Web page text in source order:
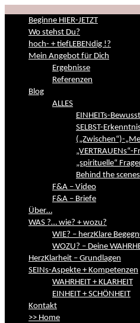
Beginne HIER-JETZT
Wo stehst Du?
hoch- + tiefLEBENdig !?
Mein Angebot für Dich
Ergebnisse
Referenzen
Blog
ALLES
EINHEITs-
SELBST-
(„Zwischen“)-
„VERTRAUENs“-
„spirituelle“
Behind the scenes
F&A – Video
F&A – Briefe
Über…
WAS ?… wie? + wozu?
WIE? – herzKlare
WOZU? – Deine
HerzKlarheit – Grundlagen
SEINs-Aspekte + Kompetenzen
WAHRHEIT + KLARHEIT
EINHEIT + SCHÖNHEIT
Kontakt
>> Home